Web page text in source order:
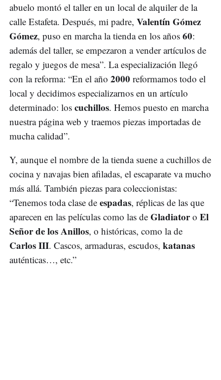
abuelo montó el taller en un local de alquiler de la
calle Estafeta. Después, mi padre, Valentín Gómez
Gómez, puso en marcha la tienda en los años 60:
además del taller, se empezaron a vender artículos de
regalo y juegos de mesa”. La especialización llegó
con la reforma: “En el año 2000 reformamos todo el
local y decidimos especializarnos en un artículo
determinado: los cuchillos. Hemos puesto en marcha
nuestra página web y traemos piezas importadas de
mucha calidad”.
Y, aunque el nombre de la tienda suene a cuchillos de
cocina y navajas bien afiladas, el escaparate va mucho
más allá. También piezas para coleccionistas:
“Tenemos toda clase de espadas, réplicas de las que
aparecen en las películas como las de Gladiatoro El
Señor de los Anillos, o históricas, como la de
Carlos III. Cascos, armaduras, escudos, katanas
auténticas…, etc.”